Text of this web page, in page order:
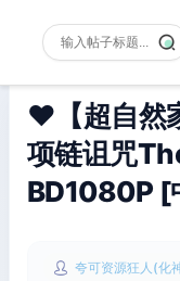
❤️【超自然
项链诅咒
BD1080P [
夸可资源狂人(化